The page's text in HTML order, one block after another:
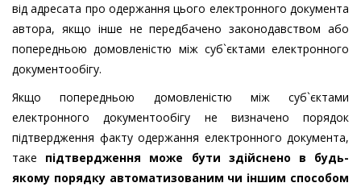
від адресата про одержання цього електронного документа
автора, якщо інше не передбачено законодавством або
попередньою домовленістю між суб`єктами електронного
документообігу.
Якщо попередньою домовленістю між суб`єктами
електронного документообігу не визначено порядок
підтвердження факту одержання електронного документа,
таке підтвердження може бути здійснено в будь-
якому порядку автоматизованим чи іншим способом